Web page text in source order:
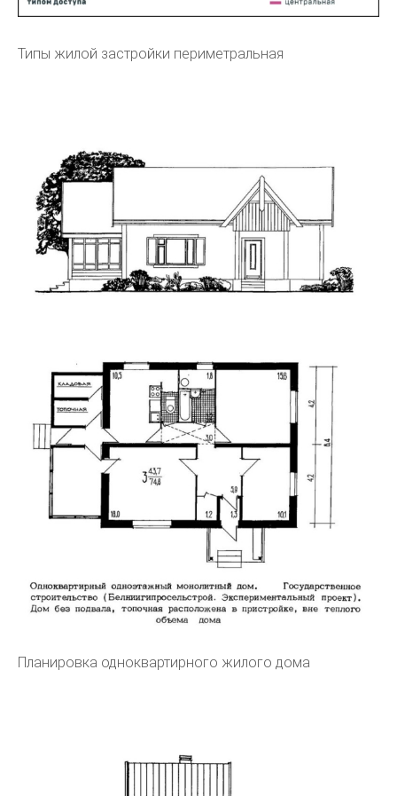
Типы жилой застройки периметральная
Планировка одноквартирного жилого дома